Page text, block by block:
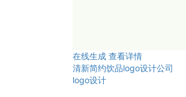
在线生成 查看详情
清新简约饮品logo设计公司
logo设计